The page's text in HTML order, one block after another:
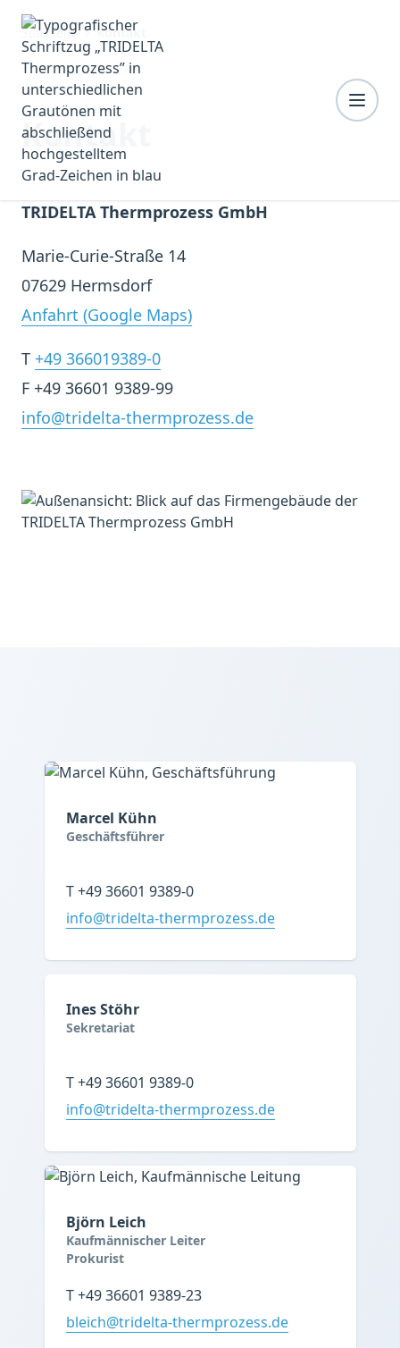
Startseite Kontakt
Kontakt
TRIDELTA Thermprozess GmbH
Marie-Curie-Straße 14
07629 Hermsdorf
Anfahrt (Google Maps)
T +49 366019389-0
F +49 36601 9389-99
info@tridelta-thermprozess.de
Marcel Kühn
Geschäftsführer
T +49 36601 9389-0
info@tridelta-thermprozess.de
Ines Stöhr
Sekretariat
T +49 36601 9389-0
info@tridelta-thermprozess.de
Björn Leich
Kaufmännischer Leiter
Prokurist
T +49 36601 9389-23
bleich@tridelta-thermprozess.de